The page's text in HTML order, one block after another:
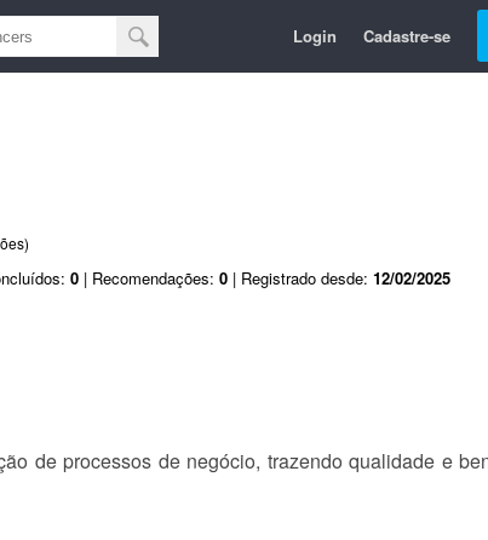
Login Cadastre-se
0 | Recomendações: 0 | Registrado desde: 12/02/2025
de processos de negócio, trazendo qualidade e